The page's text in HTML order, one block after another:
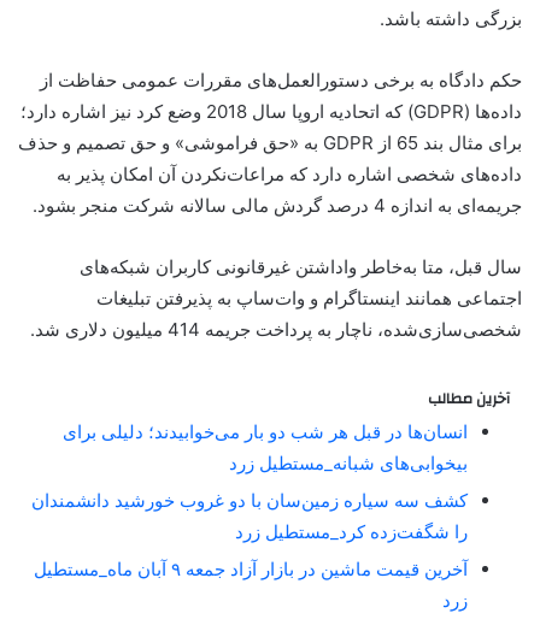
بزرگی داشته باشد.
حکم دادگاه به برخی دستورالعمل‌های مقررات عمومی حفاظت از
داده‌ها (GDPR) که اتحادیه اروپا سال 2018 وضع کرد نیز اشاره دارد؛
برای مثال بند 65 از GDPR به «حق فراموشی» و حق تصمیم و حذف
داده‌های شخصی اشاره دارد که مراعات‌نکردن آن امکان پذیر به
جریمه‌ای به‌ اندازه 4 درصد گردش مالی سالانه شرکت منجر بشود.
سال قبل، متا به‌خاطر واداشتن غیرقانونی کاربران شبکه‌های
اجتماعی همانند اینستاگرام و وات‌ساپ به پذیرفتن تبلیغات
شخصی‌سازی‌شده، ناچار به پرداخت جریمه 414 میلیون دلاری شد.
آخرین مطالب
انسان‌ها در قبل هر شب دو بار می‌خوابیدند؛ دلیلی برای
بیخوابی‌های شبانه_مستطیل زرد
کشف سه سیاره زمین‌سان با دو غروب خورشید دانشمندان
را شگفت‌زده کرد_مستطیل زرد
آخرین قیمت ماشین در بازار آزاد جمعه ۹ آبان ماه_مستطیل
زرد